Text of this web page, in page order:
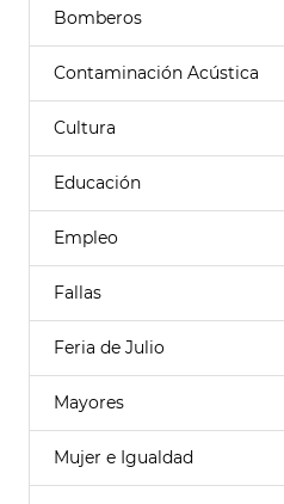
Bomberos
Contaminación Acústica
Cultura
Educación
Empleo
Fallas
Feria de Julio
Mayores
Mujer e Igualdad